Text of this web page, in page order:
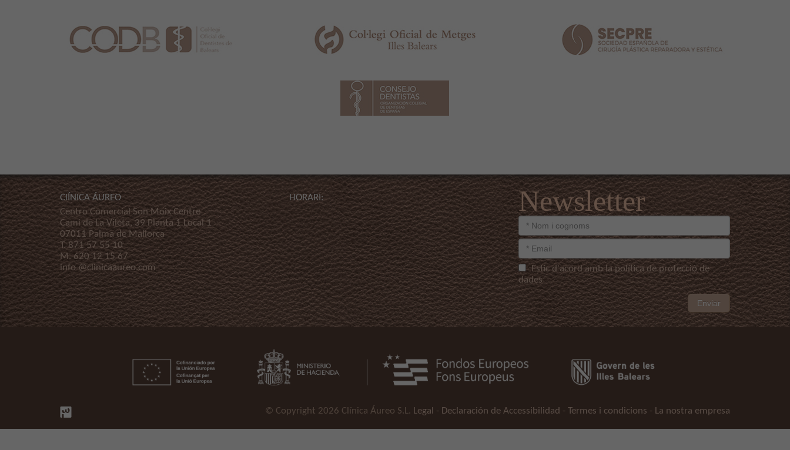
ClÍNICA ÁUREO
Centro Comercial Son Moix Centre
Cami de La Vileta, 39 Planta 1 Local 1
07011 Palma de Mallorca
T.871 57 55 10
M.620 12 15 67
info @clinicaaureo.com
HORARI: Newsletter
Estic d'acord amb la política de protecció de
dades
Enviar
© Copyright 2026 Clínica Áureo S.L. Legal - Declaración de Accessibilidad - Termes i condicions - La nostra empresa